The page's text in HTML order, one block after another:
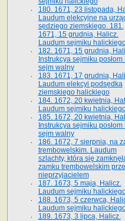
180. 1671, 23 listopada,
Laudum elekcyjne na
sędziego ziemskiego. 181.
1671, 15 grudnia, Halicz.
Laudum sejmiku
182. 1671, 15 grudnia,
Instrukcya sejmiku posłom
sejm walny
183. 1671, 17 grudnia,
Laudum elekcyi podsędka
ziemskiego halickiego
184. 1672, 20 kwietnia,
Laudum sejmiku
185. 1672, 20 kwietnia,
Instrukcya sejmiku posłom
sejm walny
186. 1672, 7 sierpnia, na
trembowelskim. Laudum
szlachty, która się
zamku trembowelskim
nieprzyjacielem
187. 1673, 5 maja, Halicz.
Laudum sejmiku
188. 1673, 5 czerwca,
Laudum sejmiku
189. 1673, 3 lipca, Halicz.